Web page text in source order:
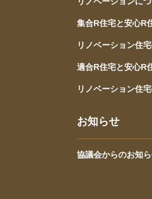
集合R住宅と安心R
リノベーション住
適合R住宅と安心R
リノベーション住
お知らせ
協議会からのお知